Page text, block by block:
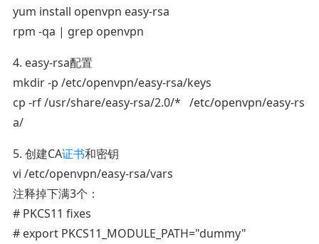
yum install openvpn easy-rsa
rpm -qa | grep openvpn
4. easy-rsa配置
mkdir -p /etc/openvpn/easy-rsa/keys
cp -rf /usr/share/easy-rsa/2.0/* /etc/openvpn/easy-rs
a/
5. 创建CA证书和密钥
vi /etc/openvpn/easy-rsa/vars
注释掉下满3个：
# PKCS11 fixes
# export PKCS11_MODULE_PATH="dummy"